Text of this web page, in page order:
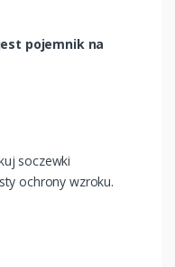
pojemnik na
soczewki
ochrony wzroku.